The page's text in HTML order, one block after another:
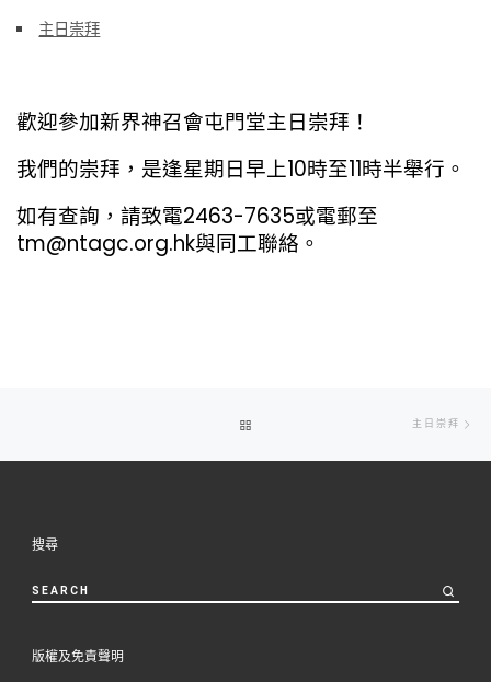
主日崇拜
歡迎參加新界神召會屯門堂主日崇拜！
我們的崇拜，是逢星期日早上10時至11時半舉行。
如有查詢，請致電2463-7635或電郵至
tm@ntagc.org.hk與同工聯絡。
TO
主日崇拜
搜尋
SEARCH
版權及免責聲明